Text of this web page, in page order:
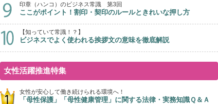
印章（ハンコ）のビジネス常識 第3回
ここがポイント！割印・契印のルールときれいな押し方
【知っていて常識！？】
ビジネスでよく使われる挨拶文の意味を徹底解説
女性活躍推進特集
女性が安心して働き続けられる環境へ！
「母性保護」「母性健康管理」に関する法律・実務知識Ｑ＆Ａ